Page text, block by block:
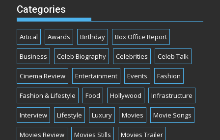
Categories
Artical Awards Birthday Box Office Report
Business Celeb Biography Celebrities Celeb Talk
Cinema Review Entertainment Events Fashion
Fashion & Lifestyle Food Hollywood Infrastructure
Interview Lifestyle Luxury Movies Movie Songs
Movies Review Movies Stills Movies Trailer